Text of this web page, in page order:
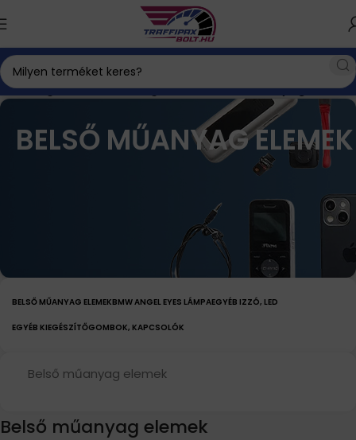
kiegészítők BMW kiegészítők Belső műanyag elemek
BELSŐ MŰANYAG ELEMEK
BELSŐ MŰANYAG ELEMEKBMW ANGEL EYES LÁMPAEGYÉB IZZÓ, LED
EGYÉB KIEGÉSZÍTŐGOMBOK, KAPCSOLÓK
Belső műanyag elemek
Belső műanyag elemek